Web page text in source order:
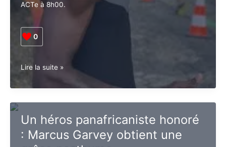
le dimanche 26 janvier 2025 au départ du Mémorial
ACTe à 8h00.
0
à
:
Un
événement
Lire la suite »
Un héros panafricaniste